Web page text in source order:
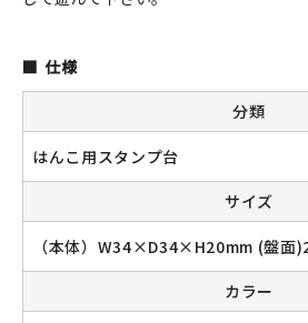
イベント・ワークショップ
ギャラリー
新規会員登録
仕様
分類
はんこ用スタンプ台
サイズ
（本体）W34×D34×H20mm (盤面
カラー